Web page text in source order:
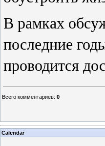
В рамках
последние
проводится
Всего комментариев: 0
Calendar